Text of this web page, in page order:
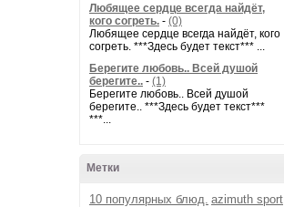
Любящее сердце всегда найдёт,
кого согреть. - (0)
Любящее сердце всегда найдёт, кого
согреть. ***Здесь будет текст*** ...
Берегите любовь.. Всей душой
берегите.. - (1)
Берегите любовь.. Всей душой
берегите.. ***Здесь будет текст***
***...
Метки
10 популярных блюд. azimuth sport